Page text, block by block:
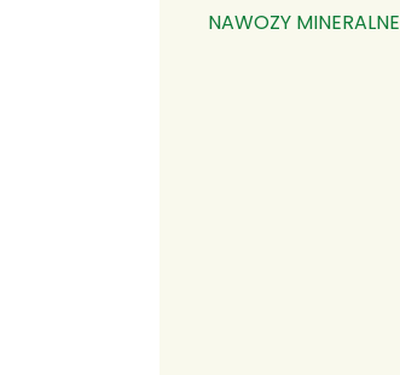
NAWOZY MINERALNE